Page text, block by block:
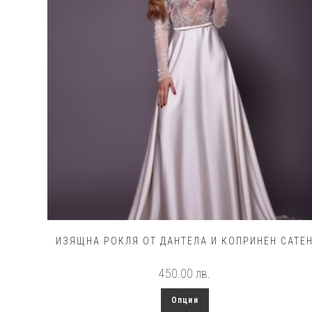
chosen
on
the
product
page
ИЗЯЩНА РОКЛЯ ОТ ДАНТЕЛА И КОПРИНЕН САТЕН
450.00лв.
Опции